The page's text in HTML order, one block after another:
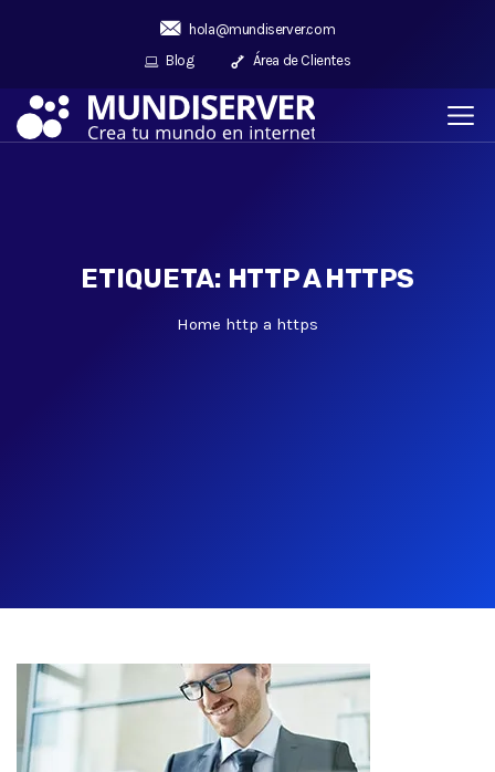
hola@mundiserver.com
Blog
Área de Clientes
ETIQUETA: HTTP A HTTPS
Home http a https